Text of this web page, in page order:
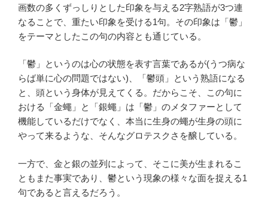
画数の多くずっしりとした印象を与える2字熟語が3つ連
なることで、重たい印象を受ける1句。その印象は「鬱」
をテーマとしたこの句の内容とも通じている。
「鬱」というのは心の状態を表す言葉であるが(うつ病な
らば単に心の問題ではない)、「鬱頭」という熟語になる
と、頭という身体が見えてくる。だからこそ、この句に
おける「金蠅」と「銀蠅」は「鬱」のメタファーとして
機能しているだけでなく、本当に生身の蠅が生身の頭に
やって来るような、そんなグロテスクさを醸している。
一方で、金と銀の並列によって、そこに美が生まれるこ
ともまた事実であり、鬱という現象の様々な面を捉える1
句であると言えるだろう。